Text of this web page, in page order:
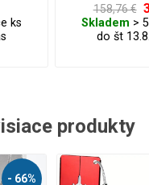
ks
158,76 €
Skladem >
do št
produkty